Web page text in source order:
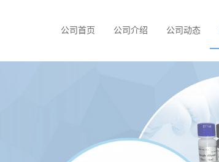
公司首页 公司介绍 公司动态